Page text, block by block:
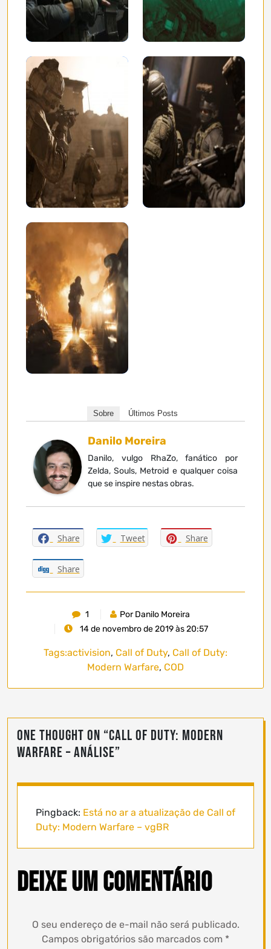
Sobre Últimos Posts
Danilo Moreira
Danilo, vulgo RhaZo, fanático por
Zelda, Souls, Metroid e qualquer coisa
que se inspire nestas obras.
Share Tweet Share
Share
1
Por Danilo Moreira
14 de novembro de 2019 às 20:57
Tags:activision, Call of Duty, Call of Duty:
Modern Warfare, COD
One thought on “Call of Duty: Modern
Warfare – Análise”
Pingback: Está no ar a atualização de Call of
Duty: Modern Warfare – vgBR
Deixe um comentário
O seu endereço de e-mail não será publicado.
Campos obrigatórios são marcados com *